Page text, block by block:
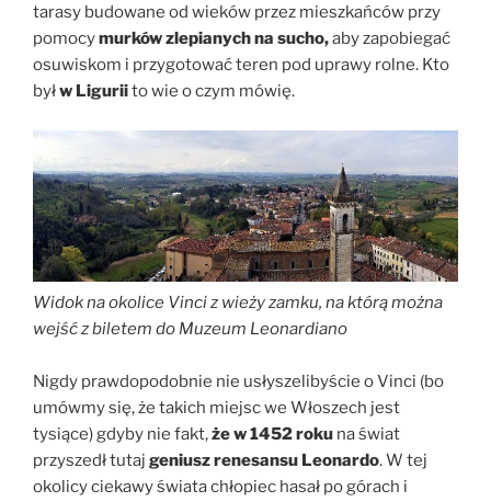
tarasy budowane od wieków przez mieszkańców przy
pomocymurków zlepianych na sucho,aby zapobiegać
osuwiskom i przygotować teren pod uprawy rolne. Kto
byłw Liguriito wie o czym mówię.
Widok na okolice Vinci z wieży zamku, na którą można
wejść z biletem do Muzeum Leonardiano
Nigdy prawdopodobnie nie usłyszelibyście o Vinci (bo
umówmy się, że takich miejsc we Włoszech jest
tysiące) gdyby nie fakt,że w 1452 roku na świat
przyszedł tutaj geniusz renesansu Leonardo. W tej
okolicy ciekawy świata chłopiec hasał po górach i